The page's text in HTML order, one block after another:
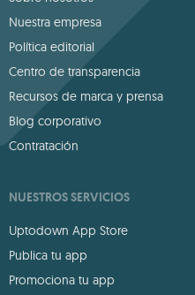
Nuestra empresa
Política editorial
Centro de transparencia
Recursos de marca y prensa
Blog corporativo
Contratación
NUESTROS SERVICIOS
Uptodown App Store
Publica tu app
Promociona tu app